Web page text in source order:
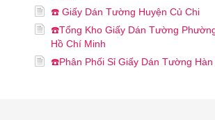
☎️ Giấy Dán Tường Huyện Củ Chi
☎️Tổng Kho Giấy Dán Tường
Hồ Chí Minh
☎️Phân Phối Sỉ Giấy Dán Tường Hàn